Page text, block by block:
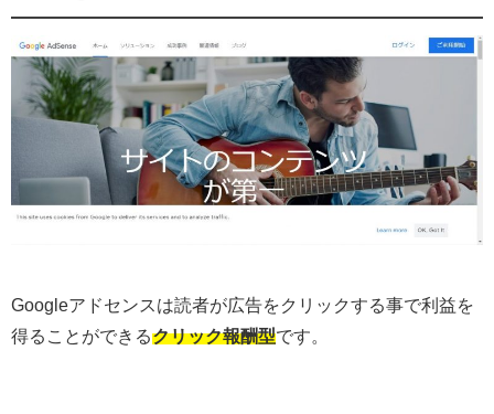
Googleアドセンスは読者が広告をクリックする事で利益を
得ることができるクリック報酬型です。